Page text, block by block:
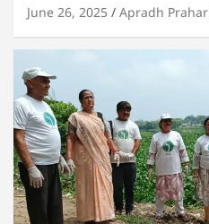
June 26, 2025 Apradh